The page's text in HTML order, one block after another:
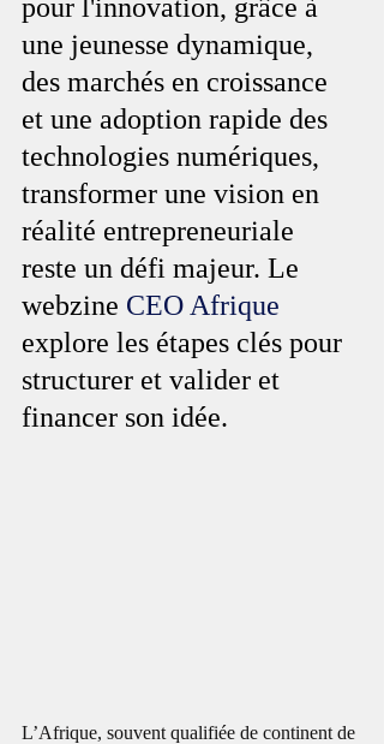
pour l'innovation, grâce à
une jeunesse dynamique,
des marchés en croissance
et une adoption rapide des
technologies numériques,
transformer une vision en
réalité entrepreneuriale
reste un défi majeur. Le
webzine CEO Afrique
explore les étapes clés pour
structurer et valider et
financer son idée.
L’Afrique, souvent qualifiée de continent de